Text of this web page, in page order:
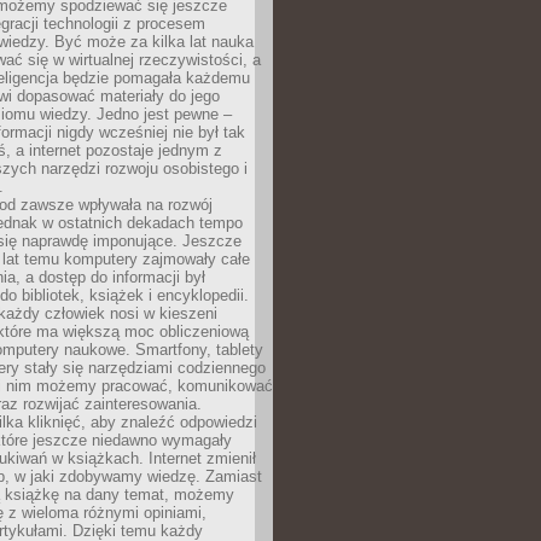
spodziewać się jeszcze
technologii z procesem
Być może za kilka lat nauka
się w wirtualnej rzeczywistości, a
będzie pomagała każdemu
dopasować materiały do jego
wiedzy. Jedno jest pewne –
nigdy wcześniej nie był tak
a internet pozostaje jednym z
narzędzi rozwoju osobistego i
zawsze wpływała na rozwój
w ostatnich dekadach tempo
naprawdę imponujące. Jeszcze
temu komputery zajmowały całe
a dostęp do informacji był
bibliotek, książek i encyklopedii.
człowiek nosi w kieszeni
ma większą moc obliczeniową
naukowe. Smartfony, tablety
stały się narzędziami codziennego
możemy pracować, komunikować
rozwijać zainteresowania.
kliknięć, aby znaleźć odpowiedzi
jeszcze niedawno wymagały
w książkach. Internet zmienił
w jaki zdobywamy wiedzę. Zamiast
na dany temat, możemy
z wieloma różnymi opiniami,
Dzięki temu każdy